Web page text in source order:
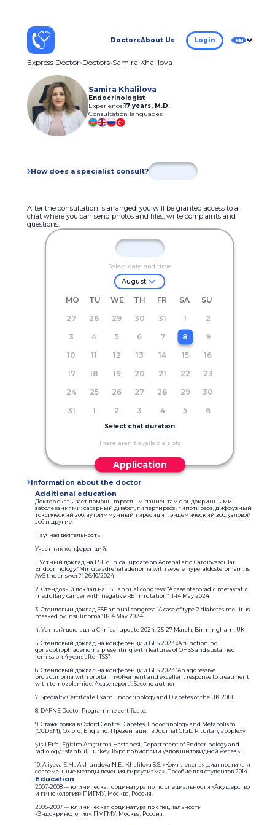
DoctorsAbout Us Login EN
Express Doctor Doctors Samira Khalilova
Samira Khalilova
Endocrinologist
Experience:17 years, M.D.
Consultation languages:
How does a specialist consult?
After the consultation is arranged, you will be granted access to a
chat where you can send photos and files, write complaints and
questions.
Select date and time
August
MO TU WE TH FR SA
SU
27
28 29 30 31 1
2
3
4 5 6 7 8
9
10
11 12 13 14 15
16
17
18 19 20 21 22
23
24
25 26 27 28 29
30
31
1 2 3 4 5 6
Select chat duration
There aren't available slots
Application
Information about the doctor
Additional education
Доктор оказывает помощь взрослым пациентам с эндокринными
заболеваниями: сахарный диабет, гипертиреоз, гипотиреоз, диффузный
токсический зоб, аутоиммунный тиреоидит, эндемический зоб, узловой
зоб и другие.
Научная деятельность
Участник конференций:
1. Устный доклад на ESE clinical update on Adrenal and Cardiovascular
Endocrinology “Minute adrenal adenoma with severe hyperaldosteronism: is
AVS the answer?” 26/10/2024
2. Стендовый доклад на ESE annual congress: “A case of sporadic metastatic
medullary cancer with negative RET mutation” 11-14 May 2024
3. Стендовый доклад ESE annual congress “A case of type 2 diabetes mellitus
masked by insulinoma” 11-14 May 2024
4. Устный доклад на Clinical update 2024: 25-27 March, Birmingham, UК
5. Стендовый доклад на конференции BES 2023 «A functioning
gonadotroph adenoma presenting with features of OHSS and sustained
remission 4 years after TSS”
6. Стендовый доклал на конференции BES 2023 “An aggressive
prolactinoma with orbital involvement and excellent response to treatment
with temozolamide: A case report”. Second author
7. Specialty Certificate Exam Endocrinology and Diabetes of the UK 2018
8. DAFNE Doctor Programme certificate.
9. Стажировка в Oxford Centre Diabetes, Endocrinology and Metabolism
(OCDEM), Oxford, England. Презентация в Journal Club: Pituitary apoplexy
Şişli Etfal Eğitim Araştırma Hastanesi, Department of Endocrinology and
radiology, Istanbul, Turkey. Курс по биопсии узлов щитовидной железы. .
10. Aliyeva E.M., Akhundova N.E., Khalilova S.S. «Комплексная диагностика и
современные методы лечения гирсутизма», Пособие для студентов 2014
Education
2007-2008 — клиническая ординатура по по специальности «Акушерство
и гинекология» ПИГМУ, Москва, Россия.
2005-2007 — клиническая ординатура по специальности
«Эндокринология», ПМГМУ, Москва, Россия.